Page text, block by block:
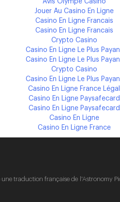
Avis Olympe Casino
Jouer Au Casino En Ligne
Casino En Ligne Francais
Casino En Ligne Francais
Crypto Casino
Casino En Ligne Le Plus
Casino En Ligne Le Plus
Crypto Casino
Casino En Ligne Le Plus
Casino En Ligne France Légal
Casino En Ligne Paysafecard
Casino En Ligne Paysafecard
Casino En Ligne
Casino En Ligne France
traduction française de l'Astronomy